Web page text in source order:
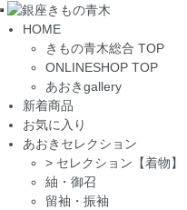
Toggle
navigation
HOME
きもの青木総合 TOP
ONLINESHOP TOP
あおきgallery
新着商品
お気に入り
あおきセレクション
> セレクション【着物】
紬・御召
留袖・振袖